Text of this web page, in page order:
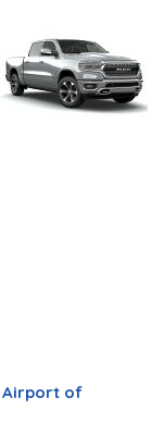
Airport of